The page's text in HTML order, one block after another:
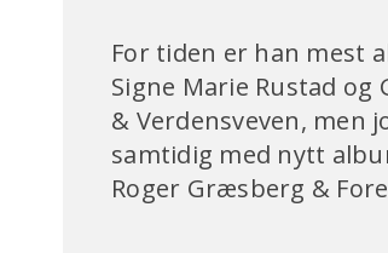
For tiden er han mest
Signe Marie Rustad og
& Verdensveven, men
samtidig med nytt
Roger Græsberg &